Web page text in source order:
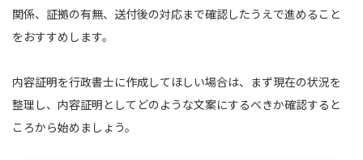
関係、証拠の有無、送付後の対応まで確認したうえで進めること
をおすすめします。
内容証明を行政書士に作成してほしい場合は、まず現在の状況を
整理し、内容証明としてどのような文案にするべきか確認すると
ころから始めましょう。